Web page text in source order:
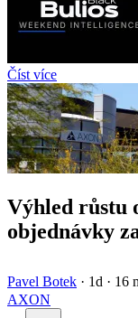
Číst více
Výhled růstu
objednávky
Pavel Botek · 1d · 16
AXON